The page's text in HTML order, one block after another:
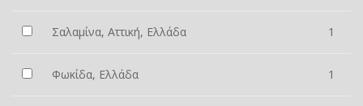
Σαλαμίνα, Αττική, Ελλάδα 1
Φωκίδα, Ελλάδα 1